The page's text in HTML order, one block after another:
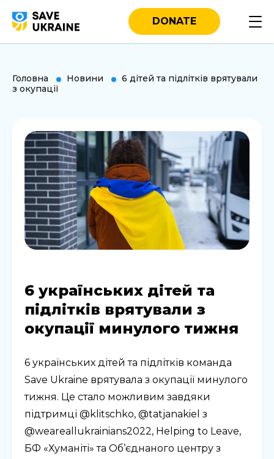
DONATE
Головна Новини
6 дітей та підлітків врятували
з окупації
6 українських дітей та
підлітків врятували з
окупації минулого тижня
6 українських дітей та підлітків команда
Save Ukraine врятувала з окупації минулого
тижня. Це стало можливим завдяки
підтримці @klitschko, @tatjanakiel з
@weareallukrainians2022, Helping to Leave,
БФ «Хуманіті» та Об’єднаного центру з